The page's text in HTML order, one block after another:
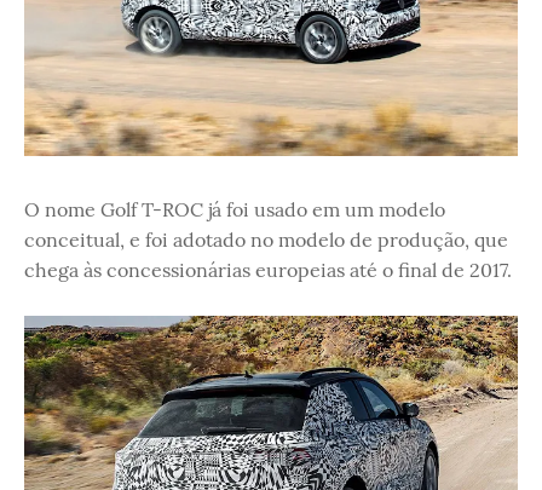
O nome Golf T-ROC já foi usado em um modelo
conceitual, e foi adotado no modelo de produção, que
chega às concessionárias europeias até o final de 2017.